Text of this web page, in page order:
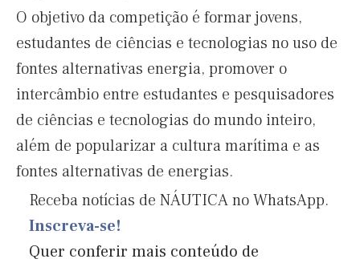
O objetivo da competição é formar jovens,
estudantes de ciências e tecnologias no uso de
fontes alternativas energia, promover o
intercâmbio entre estudantes e pesquisadores
de ciências e tecnologias do mundo inteiro,
além de popularizar a cultura marítima e as
fontes alternativas de energias.
Receba notícias de NÁUTICA no WhatsApp.
Inscreva-se!
Quer conferir mais conteúdo de